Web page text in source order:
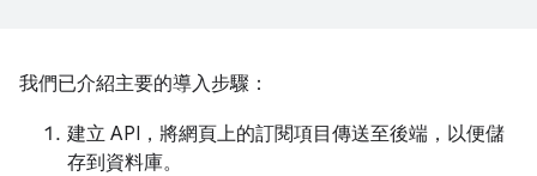
我們已介紹主要的導入步驟：
建立 API，將網頁上的訂閱項目傳送至後端，以便儲
存到資料庫。